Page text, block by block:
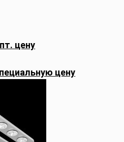
цену
цену